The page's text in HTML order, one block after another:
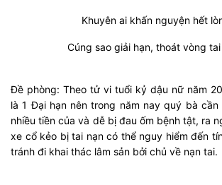
Khuyên ai khấn nguyện hết
Cúng sao giải hạn, thoát vòng
Đề phòng: Theo tử vi tuổi kỷ dậu nữ năm
là 1 Đại hạn nên trong năm nay quý bà
nhiều tiền của và dễ bị đau ốm bệnh tật, ra
xe cổ kẻo bị tai nạn có thể nguy hiểm đến
tránh đi khai thác lâm sản bởi chủ về nạn tai.